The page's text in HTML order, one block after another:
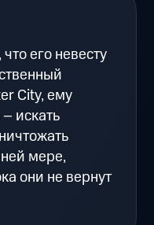
его невесту
City, ему
искать
мере,
они не вернут